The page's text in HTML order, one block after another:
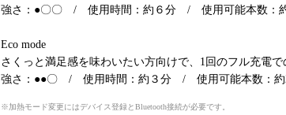
強さ：●〇〇 / 使用時間：約６分 / 使用可能本数：
Eco mode
さくっと満足感を味わいたい方向けで、1回のフル充電
強さ：●●〇 / 使用時間：約３分 / 使用可能本数：約
加熱モード変更にはデバイス登録とBluetooth接続が必要です。